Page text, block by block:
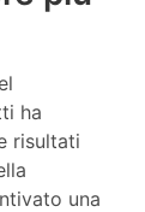
ha
risultati
una